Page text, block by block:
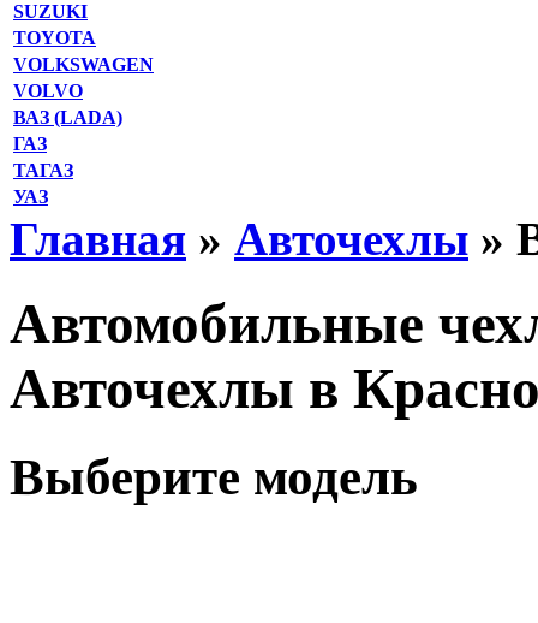
SUZUKI
TOYOTA
VOLKSWAGEN
VOLVO
ВАЗ (LADA)
ГАЗ
ТАГАЗ
УАЗ
Главная » Авточехлы »
Автомобильные
Авточехлы в
Выберите модель